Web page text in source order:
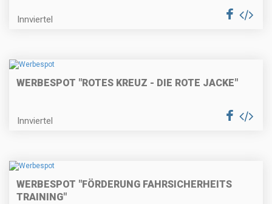
Innviertel
WERBESPOT "ROTES KREUZ - DIE ROTE JACKE"
Innviertel
WERBESPOT "FÖRDERUNG FAHRSICHERHEITS
TRAINING"